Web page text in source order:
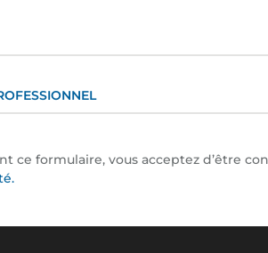
ce formulaire, vous acceptez d’être